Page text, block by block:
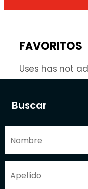
Buscar
FAVORITOS
Uses has not